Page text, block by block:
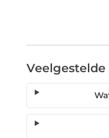
Veelgestelde